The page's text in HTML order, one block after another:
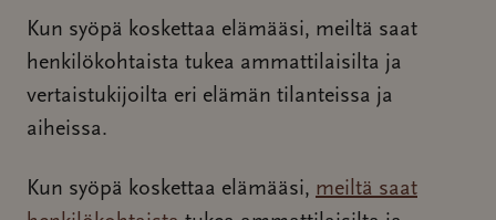
Kun syöpä koskettaa elämääsi, meiltä saat
henkilökohtaista tukea ammattilaisilta ja
vertaistukijoilta eri elämän tilanteissa ja
aiheissa.
Kun syöpä koskettaa elämääsi, meiltä saat